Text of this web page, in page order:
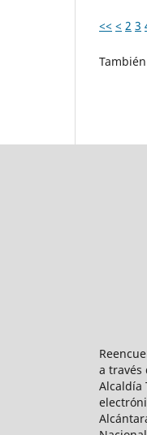
<< < 2 3
a través
Alcaldía